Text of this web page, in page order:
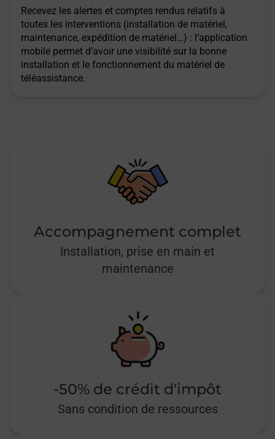
Recevez les alertes et comptes rendus relatifs à
toutes les interventions (installation de matériel,
maintenance, expédition de matériel…) : l’application
mobile permet d’avoir une visibilité sur la bonne
installation et le fonctionnement du matériel de
téléassistance.
Accompagnement complet
Installation, prise en main et
maintenance
-50% de crédit d'impôt
Sans condition de ressources